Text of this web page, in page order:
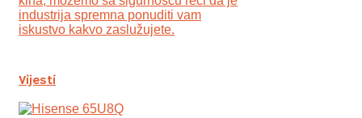
industrija spremna ponuditi vam
iskustvo kakvo zaslužujete.
Vijesti